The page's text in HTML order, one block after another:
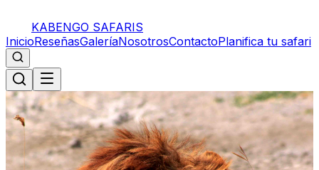
KABENGO SAFARIS
InicioReseñasGaleríaNosotrosContactoPlanifica tu safari